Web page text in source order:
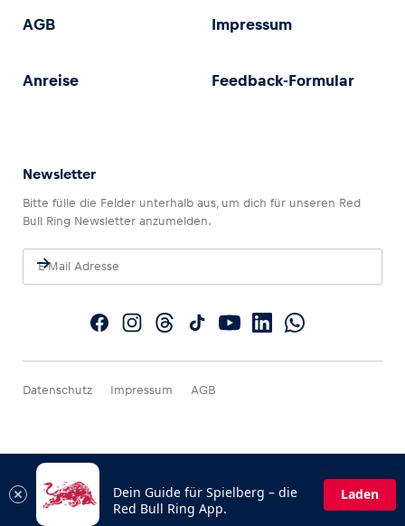
AGB Impressum
Anreise Feedback-Formular
Newsletter
Bitte fülle die Felder unterhalb aus, um dich für unseren Red
Bull Ring Newsletter anzumelden.
Datenschutz Impressum AGB
Dein Guide für Spielberg – die
Red Bull Ring App.
Laden